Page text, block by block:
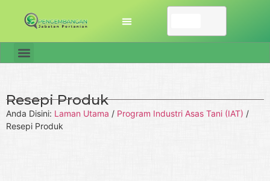
Resepi Produk
Anda Disini: Laman Utama / Program Industri Asas Tani (IAT) /
Resepi Produk